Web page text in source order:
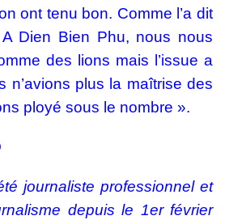
ont tenu bon. Comme l’a dit
Dien Bien Phu, nous nous
des lions mais l’issue a
n’avions plus la maîtrise des
ployé sous le nombre ».
journaliste professionnel et
depuis le 1er février